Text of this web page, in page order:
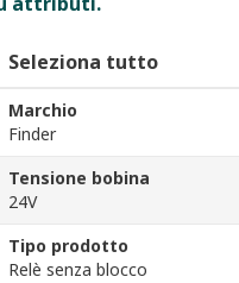
Seleziona tutto
Marchio
Finder
Tensione bobina
24V
Tipo prodotto
Relè senza blocco